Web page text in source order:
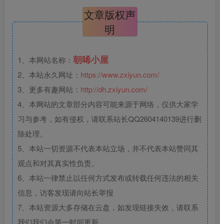
文章版权声
明
1、本网站名称： 朝晞小屋
2、本站永久网址： https://www.zxiyun.com/
3、更多有趣网站： http://dh.zxiyun.com/
4、本网站的文章部分内容可能来源于网络，仅供大家学
习与参考，如有侵权，请联系站长QQ2604140139进行删
除处理。
5、本站一切资源不代表本站立场，并不代表本站赞同其
观点和对其真实性负责。
6、本站一律禁止以任何方式发布或转载任何违法的相关
信息，访客发现请向站长举报
7、本站资源大多存储在云盘，如发现链接失效，请联系